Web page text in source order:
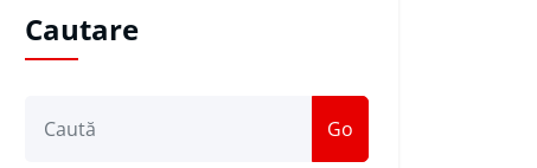
Cautare
Go